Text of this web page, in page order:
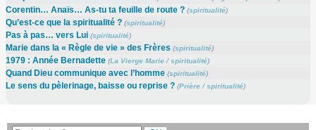
Corentin… Anaïs… As-tu ta feuille de route ? (spiritualité)
Qu’est-ce que la spiritualité ? (spiritualité)
Pas à pas… vers Lui (spiritualité)
Marie dans la « Règle de vie » des Frères (spiritualité)
1979 : Année Bernadette (La Vierge Marie/spiritualité)
Quand Dieu communique avec l’homme (spiritualité)
Le sens du pèlerinage, baisse ou reprise ? (Prière/spiritualité)